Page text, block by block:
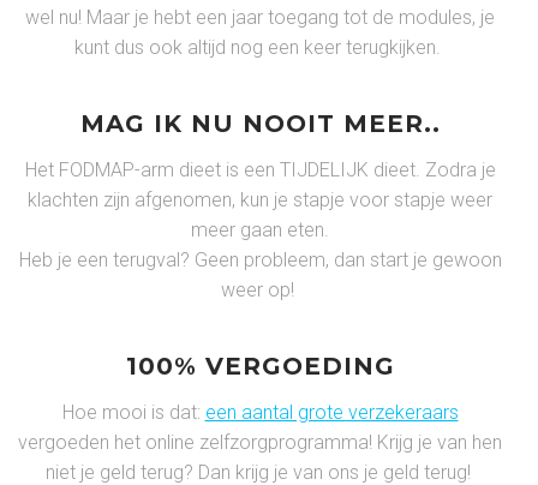
wel nu! Maar je hebt een jaar toegang tot de modules, je
kunt dus ook altijd nog een keer terugkijken.
MAG IK NU NOOIT MEER..
Het FODMAP-arm dieet is een TIJDELIJK dieet. Zodra je
klachten zijn afgenomen, kun je stapje voor stapje weer
meer gaan eten.
Heb je een terugval? Geen probleem, dan start je gewoon
weer op!
100% VERGOEDING
Hoe mooi is dat: een aantal grote verzekeraars
vergoeden het online zelfzorgprogramma! Krijg je van hen
niet je geld terug? Dan krijg je van ons je geld terug!